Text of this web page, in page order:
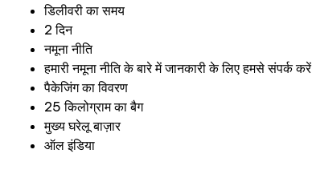
डिलीवरी का समय
2 दिन
नमूना नीति
हमारी नमूना नीति के बारे में जानकारी के लिए हमसे संपर्क करें
पैकेजिंग का विवरण
25 किलोग्राम का बैग
मुख्य घरेलू बाज़ार
ऑल इंडिया